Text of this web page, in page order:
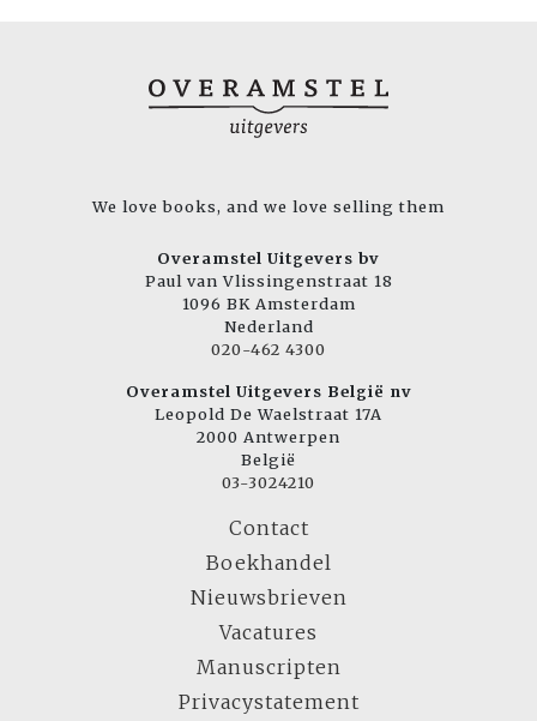
We love books, and we love selling them
Overamstel Uitgevers bv
Paul van Vlissingenstraat 18
1096 BK Amsterdam
Nederland
020-462 4300
Overamstel Uitgevers België nv
Leopold De Waelstraat 17A
2000 Antwerpen
België
03-3024210
Contact
Boekhandel
Nieuwsbrieven
Vacatures
Manuscripten
Privacystatement